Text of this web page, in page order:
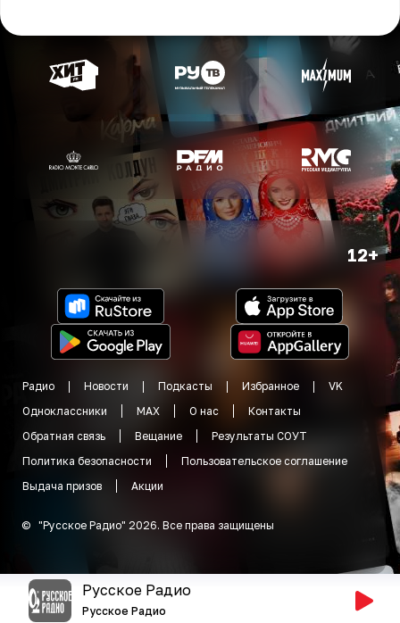
12+
Радио Новости Подкасты Избранное
VK
Одноклассники
MAX О нас
Контакты
Обратная связь
Вещание
Результаты СОУТ
Политика безопасности
Пользовательское соглашение
Выдача призов
Акции
© "Русское Радио" 2026. Все права защищены
Русское Радио
Русское Радио